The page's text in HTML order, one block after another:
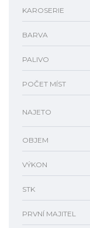
KAROSERIE
BARVA
PALIVO
POČET MÍST
NAJETO
OBJEM
VÝKON
STK
PRVNÍ MAJITEL